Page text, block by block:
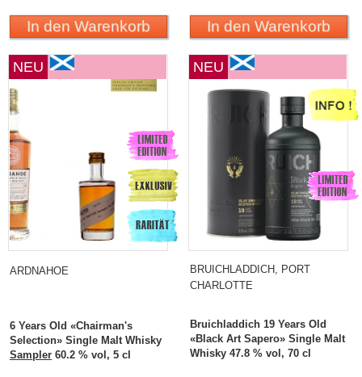
In den Warenkorb In den Warenkorb
NEU
ARDNAHOE
6 Years Old «Chairman's
Selection» Single Malt Whisky
Sampler 60.2 % vol, 5 cl
NEU
BRUICHLADDICH, PORT
CHARLOTTE
Bruichladdich 19 Years Old
«Black Art Sapero» Single Malt
Whisky 47.8 % vol, 70 cl